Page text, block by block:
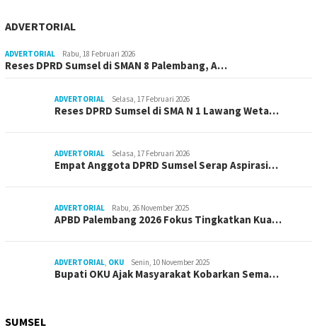
ADVERTORIAL
ADVERTORIAL Rabu, 18 Februari 2026
Reses DPRD Sumsel di SMAN 8 Palembang, A…
ADVERTORIAL Selasa, 17 Februari 2026
Reses DPRD Sumsel di SMA N 1 Lawang Weta…
ADVERTORIAL Selasa, 17 Februari 2026
Empat Anggota DPRD Sumsel Serap Aspirasi…
ADVERTORIAL Rabu, 26 November 2025
APBD Palembang 2026 Fokus Tingkatkan Kua…
ADVERTORIAL, OKU Senin, 10 November 2025
Bupati OKU Ajak Masyarakat Kobarkan Sema…
SUMSEL